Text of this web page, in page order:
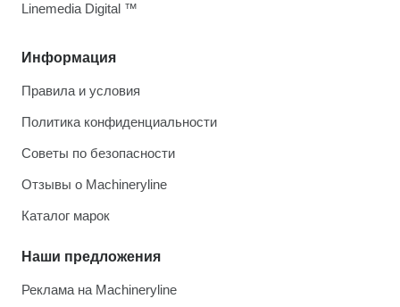
Информация
Правила и условия
Политика конфиденциальности
Советы по безопасности
Отзывы о Machineryline
Каталог марок
Наши предложения
Реклама на Machineryline
Linemedia Digital ™